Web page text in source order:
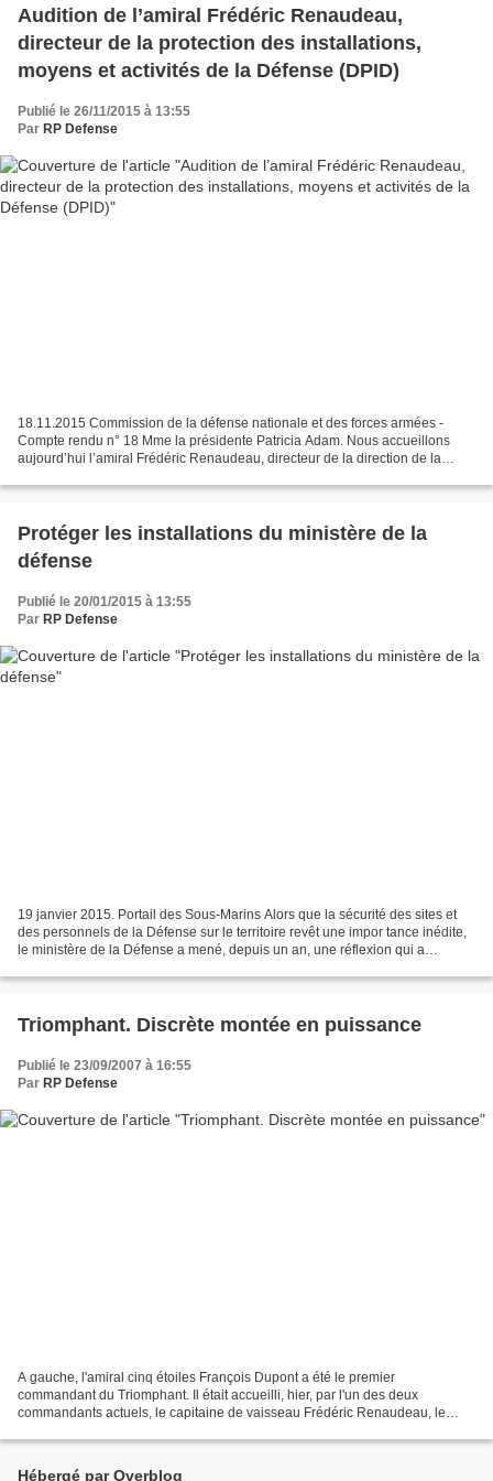
Audition de l’amiral Frédéric Renaudeau,
directeur de la protection des installations,
moyens et activités de la Défense (DPID)
Publié le 26/11/2015 à 13:55
Par RP Defense
18.11.2015 Commission de la défense nationale et des forces armées -
Compte rendu n° 18 Mme la présidente Patricia Adam. Nous accueillons
aujourd’hui l’amiral Frédéric Renaudeau, directeur de la direction de la
Protéger les installations du ministère de la
défense
Publié le 20/01/2015 à 13:55
Par RP Defense
19 janvier 2015. Portail des Sous-Marins Alors que la sécurité des sites et
des personnels de la Défense sur le territoire revêt une impor tance inédite,
le ministère de la Défense a mené, depuis un an, une réflexion qui a
Triomphant. Discrète montée en puissance
Publié le 23/09/2007 à 16:55
Par RP Defense
A gauche, l'amiral cinq étoiles François Dupont a été le premier
commandant du Triomphant. Il était accueilli, hier, par l'un des deux
commandants actuels, le capitaine de vaisseau Frédéric Renaudeau, le
Hébergé par Overblog